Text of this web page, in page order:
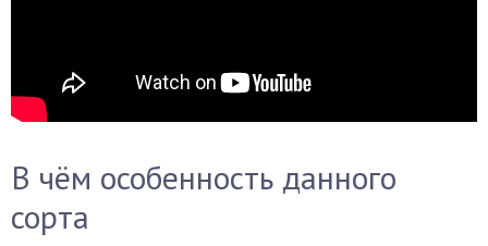
В чём особенность данного
сорта